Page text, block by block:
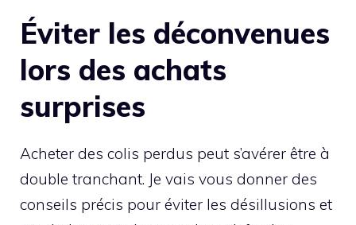
Éviter les déconvenues
lors des achats
surprises
Acheter des colis perdus peut s’avérer être à
double tranchant. Je vais vous donner des
conseils précis pour éviter les désillusions et